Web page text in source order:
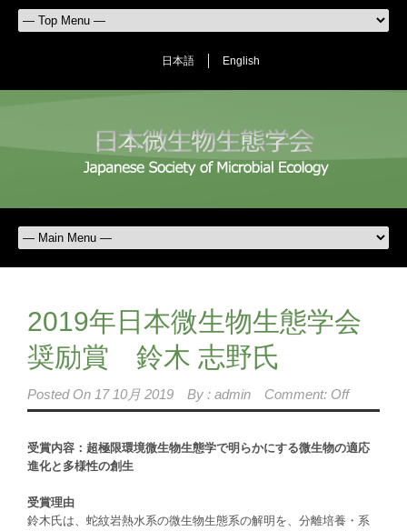
日本語 English
2019年日本微生物生態学会
奨励賞 鈴木 志野氏
Posted On 17 10月 2019 By : admin Comment: Off
受賞内容：超極限環境微生物生態学で明らかにする微生物の適応
進化と多様性の創生
受賞理由
鈴木氏は、蛇紋岩熱水系の微生物生態系の解明を、分離培養・系